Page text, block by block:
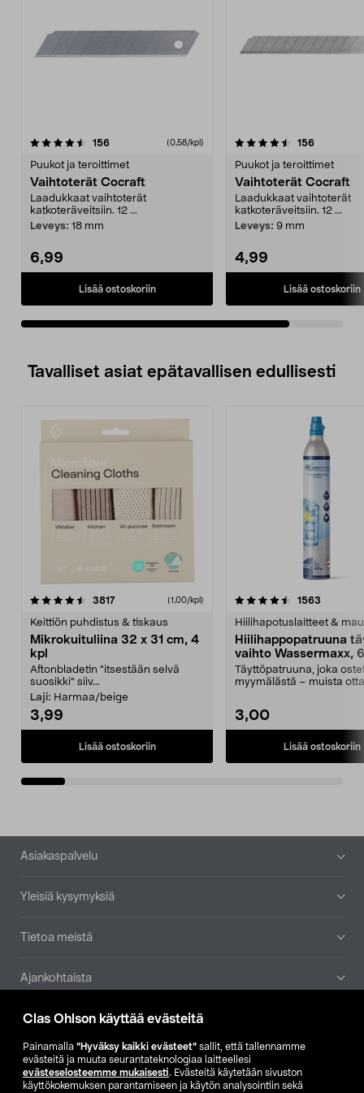
Clas Ohlson käyttää evästeitä
Painamalla ”Hyväksy kaikki evästeet” sallit, että tallennamme
evästeitä ja muuta seurantateknologiaa laitteellesi
evästeselosteemme mukaisesti. Evästeitä käytetään sivuston
käyttökokemuksen parantamiseen ja käytön analysointiin sekä
156arvostelut (0,58/kpl)
Puukot ja teroittimet
Vaihtoterät Cocraft
Laadukkaat vaihtoterät
katkoteräveitsiin. 12 ...
Leveys: 18 mm
6,99
Lisää ostoskoriin
4.5viidestä
156arvostelut
Puukot ja teroittimet
Vaihtoterät Cocraft
Laadukkaat vaihtoterät
katkoteräveitsiin. 12 ...
Leveys: 9 mm
4,99
Lisää ostoskoriin
Tavalliset asiat epätavallisen edullisesti
3817arvostelut (1,00/kpl)
Keittiön puhdistus & tiskaus
Mikrokuituliina 32 x 31 cm, 4
kpl
Aftonbladetin "itsestään selvä
suosikki" siiv...
Laji: Harmaa/beige
3,99
Lisää ostoskoriin
4.5viidestä
1563
Hiilihapotuslaitteet &
Hiilihappopatruuna
vaihto Wassermaxx,
Täyttöpatruuna, joka
myymälästä – muista
3,00
Lisää ostoskoriin
4.5viidestä
Alatunniste
Asiakaspalvelu
Yleisiä kysymyksiä
Tietoa meistä
Ajankohtaista
Muut yrityksemme
Etsi myymälä